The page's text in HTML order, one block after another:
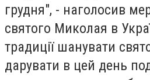
грудня", - наголосив
святого Миколая в
традиції шанувати
дарувати в цей день